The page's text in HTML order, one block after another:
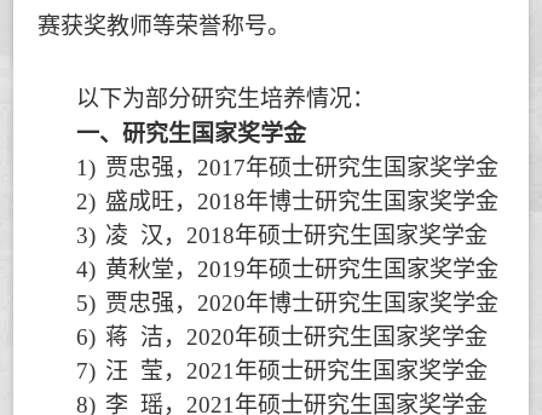
赛获奖教师等荣誉称号。
以下为部分研究生培养情况：
一、研究生国家奖学金
1) 贾忠强， 2017年硕士研究生国家奖学金
2) 盛成旺， 2018年博士研究生国家奖学金
3) 凌 汉， 2018年硕士研究生国家奖学金
4) 黄秋堂， 2019年硕士研究生国家奖学金
5) 贾忠强， 2020年博士研究生国家奖学金
6) 蒋 洁， 2020年硕士研究生国家奖学金
7) 汪 莹， 2021 年硕士研究生国家奖学金
8) 李 瑶， 2021 年硕士研究生国家奖学金